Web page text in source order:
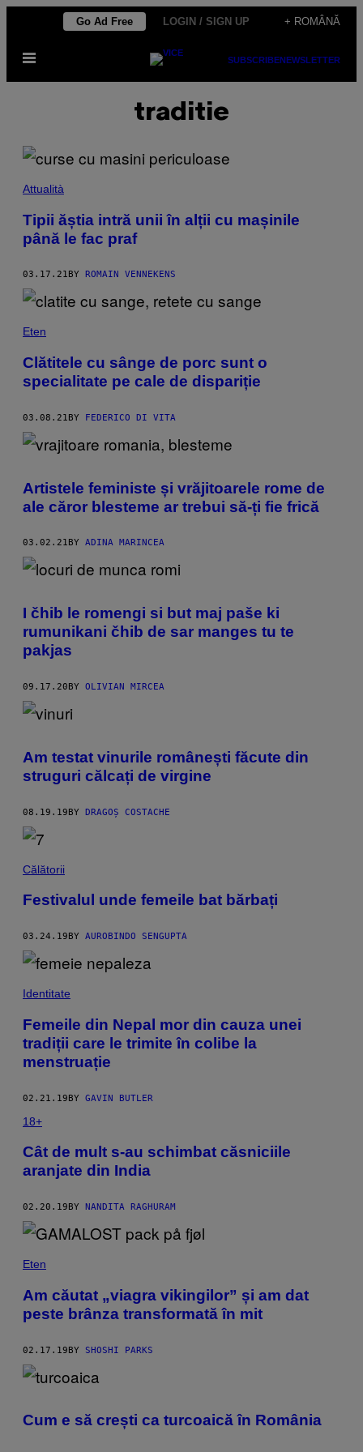
content
Go Ad Free LOGIN / SIGN UP + ROMÂNĂ
Open
SUBSCRIBENEWSLETTER
traditie
Attualità
Tipii ăștia intră unii în alții cu mașinile
până le fac praf
03.17.21 BY ROMAIN VENNEKENS
Eten
Clătitele cu sânge de porc sunt o
specialitate pe cale de dispariție
03.08.21BY FEDERICO DI VITA
Artistele feministe și vrăjitoarele rome de
ale căror blesteme ar trebui să-ți fie frică
03.02.21 BY ADINA MARINCEA
I čhib le romengi si but maj paše ki
rumunikani čhib de sar manges tu te
pakjas
09.17.20BY OLIVIAN MIRCEA
Am testat vinurile românești făcute din
struguri călcați de virgine
08.19.19BY DRAGOȘ COSTACHE
Călătorii
Festivalul unde femeile bat bărbați
03.24.19 BY AUROBINDO SENGUPTA
Identitate
Femeile din Nepal mor din cauza unei
tradiții care le trimite în colibe la
menstruație
02.21.19BY GAVIN BUTLER
18+
Cât de mult s-au schimbat căsniciile
aranjate din India
02.20.19 BY NANDITA RAGHURAM
Eten
Am căutat „viagra vikingilor” și am dat
peste brânza transformată în mit
02.17.19BY SHOSHI PARKS
Cum e să crești ca turcoaică în România